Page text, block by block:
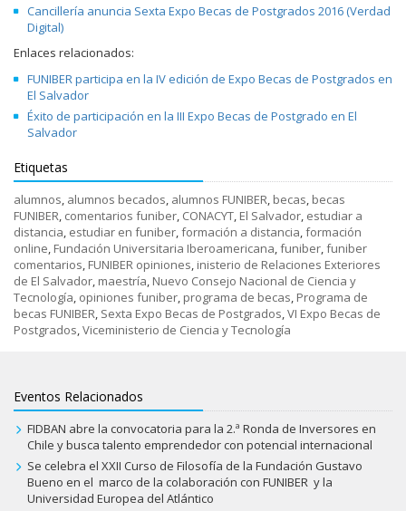
Cancillería anuncia Sexta Expo Becas de Postgrados 2016 (Verdad
Digital)
Enlaces relacionados:
FUNIBER participa en la IV edición de Expo Becas de Postgrados en
El Salvador
Éxito de participación en la III Expo Becas de Postgrado en El
Salvador
Etiquetas
alumnos, alumnos becados, alumnos FUNIBER, becas, becas
FUNIBER, comentarios funiber, CONACYT, El Salvador, estudiar a
distancia, estudiar en funiber,formación a distancia,formación
online, Fundación Universitaria Iberoamericana,funiber,funiber
comentarios, FUNIBER opiniones, inisterio de Relaciones Exteriores
de El Salvador, maestría, Nuevo Consejo Nacional de Ciencia y
Tecnología, opiniones funiber, programa de becas, Programa de
becas FUNIBER, Sexta Expo Becas de Postgrados,VI Expo Becas de
Postgrados,Viceministerio de Ciencia y Tecnología
Eventos Relacionados
FIDBAN abre la convocatoria para la 2.ª Ronda de Inversores en
Chile y busca talento emprendedor con potencial internacional
Se celebra el XXII Curso de Filosofía de la Fundación Gustavo
Bueno en el marco de la colaboración con FUNIBER y la
Universidad Europea del Atlántico